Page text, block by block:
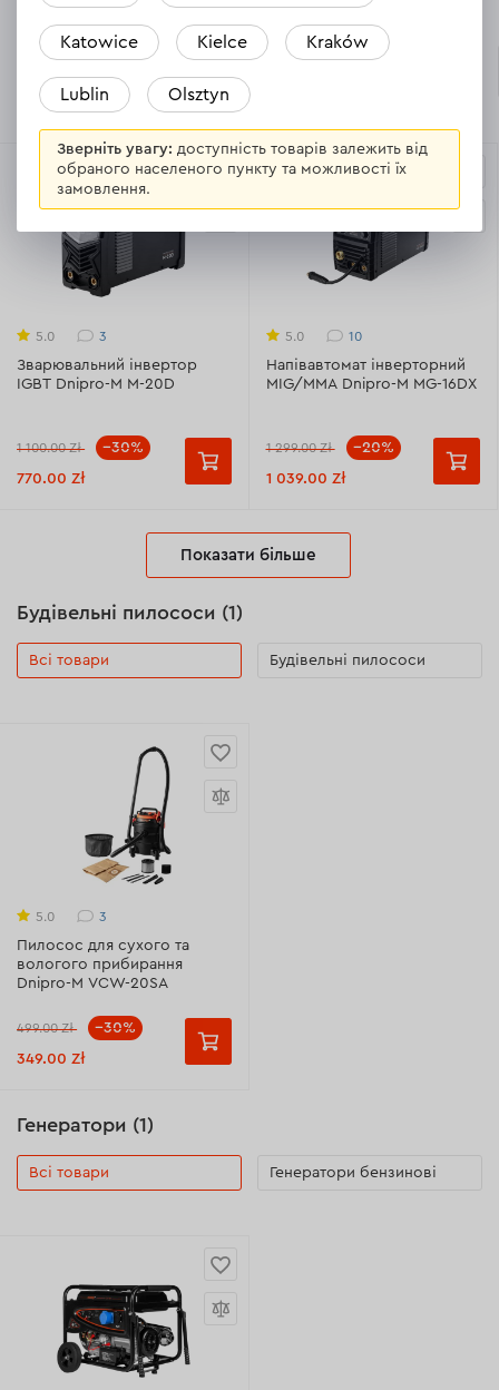
Зварювальне обладнання та аксесуари (4)
Напівавтомати
5.0 3
Зварювальний інвертор
IGBT Dnipro-M M-20D
770.00 Zł
1 100.00 Zł --30%
5.0 10
Напівавтомат інверторний
MIG/MMA Dnipro-M MG-16DX
1 039.00 Zł
1 299.00 Zł --20%
Показати більше
Будівельні пилососи (1)
Всі товари Будівельні пилососи
5.0 3
Пилосос для сухого та
вологого прибирання
Dnipro-M VCW-20SA
349.00 Zł
499.00 Zł --30%
Генератори (1)
Всі товари Генератори бензинові
Katowice Kielce Kraków
Lublin Olsztyn
Зверніть увагу: доступність товарів залежить від
обраного населеного пункту та можливості їх
замовлення.